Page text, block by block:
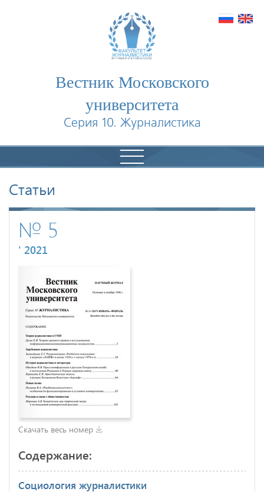
Вестник Московского
университета
Серия 10. Журналистика
Статьи
№ 5
' 2021
Скачать весь номер
Содержание:
Социология журналистики